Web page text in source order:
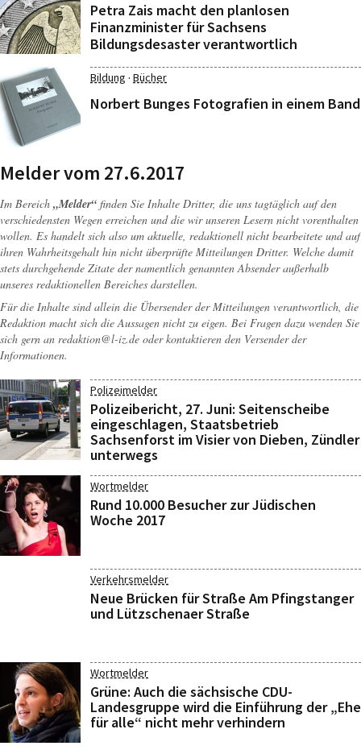
Petra Zais macht den planlosen
Finanzminister für Sachsens
Bildungsdesaster verantwortlich
Bildung · Bücher
Norbert Bunges Fotografien in einem Band
Melder vom 27.6.2017
Im Bereich „Melder“ finden Sie Inhalte Dritter, die uns tagtäglich auf den
verschiedensten Wegen erreichen und die wir unseren Lesern nicht vorenthalten
wollen. Es handelt sich also um aktuelle, redaktionell nicht bearbeitete und auf
ihren Wahrheitsgehalt hin nicht überprüfte Mitteilungen Dritter. Welche damit
stets durchgehende Zitate der namentlich genannten Absender außerhalb
unseres redaktionellen Bereiches darstellen.
Für die Inhalte sind allein die Übersender der Mitteilungen verantwortlich, die
Redaktion macht sich die Aussagen nicht zu eigen. Bei Fragen dazu wenden Sie
sich gern an redaktion@l-iz.de oder kontaktieren den Versender der
Informationen.
Polizeimelder
Polizeibericht, 27. Juni: Seitenscheibe
eingeschlagen, Staatsbetrieb
Sachsenforst im Visier von Dieben, Zündler
unterwegs
Wortmelder
Rund 10.000 Besucher zur Jüdischen
Woche 2017
Verkehrsmelder
Neue Brücken für Straße Am Pfingstanger
und Lützschenaer Straße
Wortmelder
Grüne: Auch die sächsische CDU-
Landesgruppe wird die Einführung der „Ehe
für alle“ nicht mehr verhindern